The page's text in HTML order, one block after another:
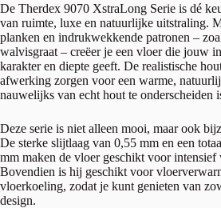
De Therdex 9070 XstraLong Serie is dé
van ruimte, luxe en natuurlijke uitstraling.
planken en indrukwekkende patronen –
walvisgraat – creëer je een vloer die jouw
karakter en diepte geeft. De realistische
afwerking zorgen voor een warme,
nauwelijks van echt hout te onderscheiden
Deze serie is niet alleen mooi, maar ook
De sterke slijtlaag van 0,55 mm en een
mm maken de vloer geschikt voor
Bovendien is hij geschikt voor
vloerkoeling, zodat je kunt genieten van
design.